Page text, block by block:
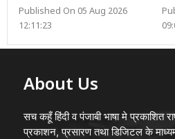
Published On 05 Aug 2026
12:11:23
About Us
सच कहूँ हिंदी व पंजाबी भाषा मे प्रकाशित
प्रकाशन, प्रसारण तथा डिजिटल के